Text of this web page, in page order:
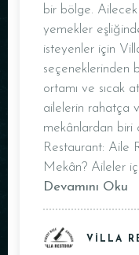
bir bölge.
yemekler
isteyenler için
seçeneklerinden
ortamı ve sıcak
ailelerin rahatça
mekânlardan biri
Restaurant: Aile
Mekân? Aileler
Devamını Oku
VILLA
Saat